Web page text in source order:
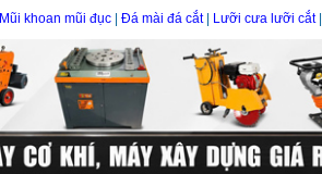
Mũi khoan mũi đục Đá mài đá cắt| Lưỡi cưa lưỡi cắt